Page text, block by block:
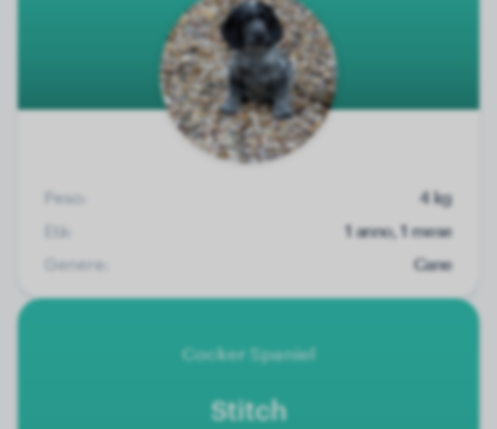
Peso:
4 kg
Età:
1 anno, 1 mese
Genere:
Cane
Cocker Spaniel
Stitch